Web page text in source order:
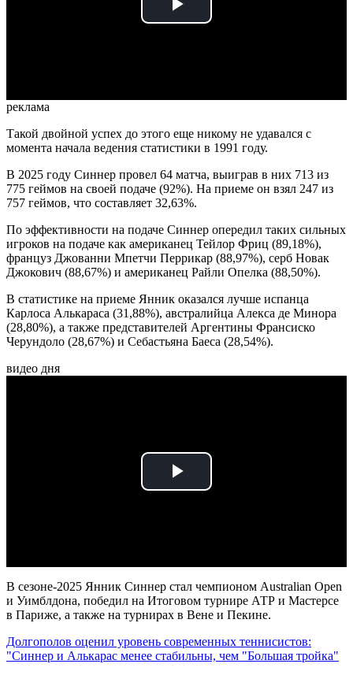
Play
реклама
Такой двойной успех до этого еще никому не удавался с
момента начала ведения статистики в 1991 году.
В 2025 году Синнер провел 64 матча, выиграв в них 713 из
775 геймов на своей подаче (92%). На приеме он взял 247 из
757 геймов, что составляет 32,63%.
По эффективности на подаче Синнер опередил таких сильных
игроков на подаче как американец Тейлор Фриц (89,18%),
француз Джованни Мпетчи Перрикар (88,97%), серб Новак
Джокович (88,67%) и американец Райли Опелка (88,50%).
В статистике на приеме Янник оказался лучше испанца
Карлоса Алькараса (31,88%), австралийца Алекса де Минора
(28,80%), а также представителей Аргентины Франсиско
Черундоло (28,67%) и Себастьяна Баеса (28,54%).
видео дня
Play
В сезоне-2025 Янник Синнер стал чемпионом Australian Open
и Уимблдона, победил на Итоговом турнире АТР и Мастерсе
в Париже, а также на турнирах в Вене и Пекине.
Долгополов оценил уровень современных теннисистов:
"Синнер и Алькарас менее стабильны, чем "Большая тройка"